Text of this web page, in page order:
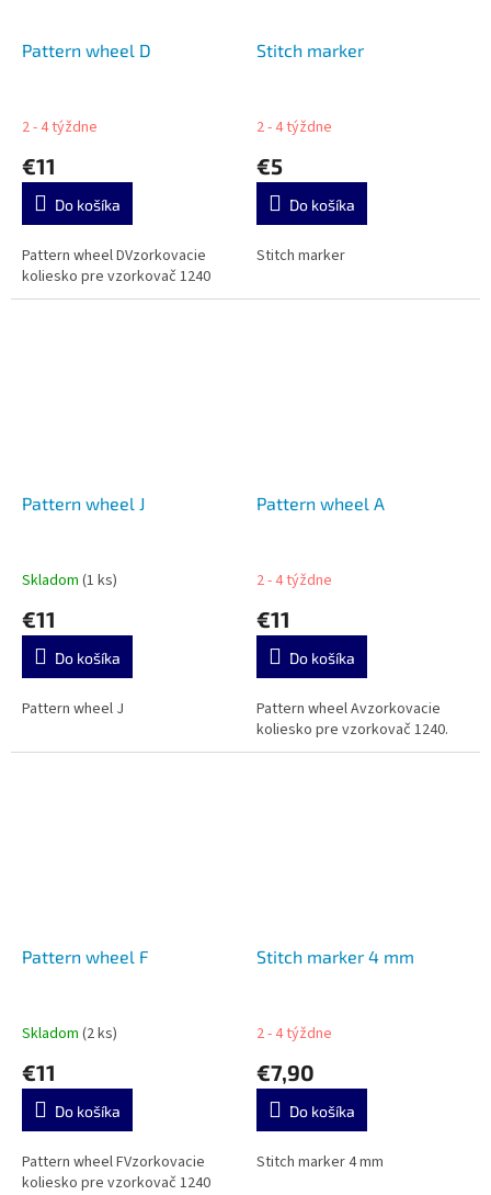
Pattern wheel D
2 - 4 týždne
€11
Do košíka
Pattern wheel DVzorkovacie
koliesko pre vzorkovač 1240
Stitch marker
2 - 4 týždne
€5
Do košíka
Stitch marker
Pattern wheel J
Skladom (1 ks)
€11
Do košíka
Pattern wheel J
Pattern wheel A
2 - 4 týždne
€11
Do košíka
Pattern wheel Avzorkovacie
koliesko pre vzorkovač 1240.
Pattern wheel F
Skladom (2 ks)
€11
Do košíka
Pattern wheel FVzorkovacie
koliesko pre vzorkovač 1240
Stitch marker 4 mm
2 - 4 týždne
€7,90
Do košíka
Stitch marker 4 mm